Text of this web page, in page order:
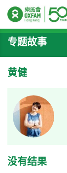
开始主要内容
专题故事
黄健
没有结果